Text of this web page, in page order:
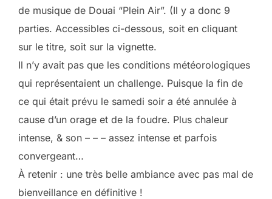
de musique de Douai “Plein Air”. (Il y a donc 9
parties. Accessibles ci-dessous, soit en cliquant
sur le titre, soit sur la vignette.
Il n’y avait pas que les conditions météorologiques
qui représentaient un challenge. Puisque la fin de
ce qui était prévu le samedi soir a été annulée à
cause d’un orage et de la foudre. Plus chaleur
intense, & son – – – assez intense et parfois
convergeant…
À retenir : une très belle ambiance avec pas mal de
bienveillance en définitive !